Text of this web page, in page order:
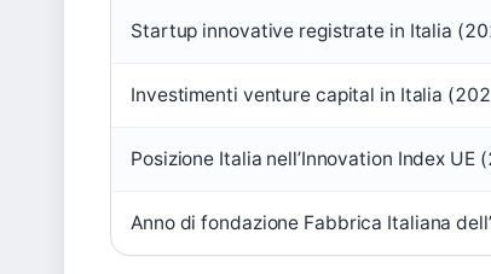
Startup innovative registrate in Italia
Investimenti venture capital in Italia
Posizione Italia nell’Innovation Index UE
Anno di fondazione Fabbrica Italiana